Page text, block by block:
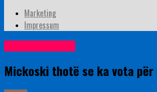
Marketing
Impressum
Mickoski thotë se ka vota për